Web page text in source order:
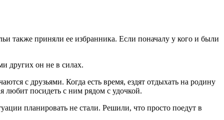
также приняли ее избранника. Если поначалу у кого и были
других он не в силах.
с друзьями. Когда есть время, ездят отдыхать на родину
посидеть с ним рядом с удочкой.
планировать не стали. Решили, что просто поедут в